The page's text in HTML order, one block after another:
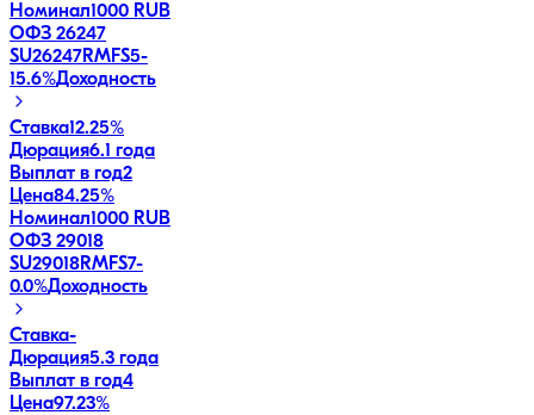
Номинал1000 RUB
ОФЗ 26247
SU26247RMFS5-
15.6%Доходность
Ставка12.25%
Дюрация6.1 года
Выплат в год2
Цена84.25%
Номинал1000 RUB
ОФЗ 29018
SU29018RMFS7-
0.0%Доходность
Ставка-
Дюрация5.3 года
Выплат в год4
Цена97.23%